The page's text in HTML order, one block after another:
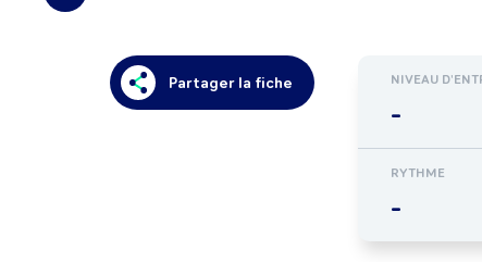
Partager la fiche NIVEAU
-
RYTHME
-